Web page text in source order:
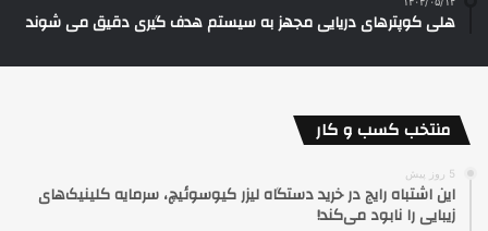
هلی کوپترهای دریایی مجهز به سیستم هدف گیری دقیق می شوند
منتخب کسب و کار
5 روز پیش
این اشتباه رایج در خرید دستگاه لیزر کیوسوئیچ، سرمایه کلینیک‌های
زیبایی را نابود می‌کند!